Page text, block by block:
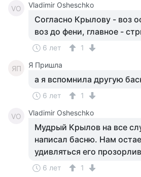
VO Vladimir Osheschko
Согласно Крылову - воз
воз до фени, главное -
6 лет 1
ЯП Я Пришла
а я вспомнила другую
6 лет 1
VO Vladimir Osheschko
Мудрый Крылов на все
написал басню. Нам
удивляться его
6 лет 1